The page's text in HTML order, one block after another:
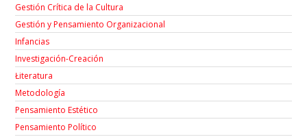
Gestión Crítica de la Cultura
Gestión y Pensamiento Organizacional
Infancias
Investigación-Creación
Łiteratura
Metodología
Pensamiento Estético
Pensamiento Político